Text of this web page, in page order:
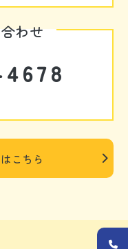
わせ
こちら